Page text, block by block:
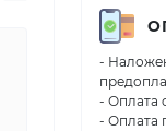
-
- Оплата
- Оплата